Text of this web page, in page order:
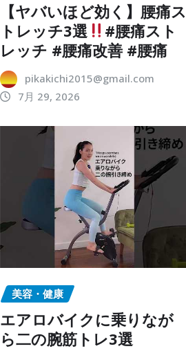
【ヤバいほど効く】腰痛ス
トレッチ3選
#腰痛スト
レッチ #腰痛改善 #腰痛
pikakichi2015@gmail.com
7月 29, 2026
美容・健康
エアロバイクに乗りなが
ら二の腕筋トレ3選